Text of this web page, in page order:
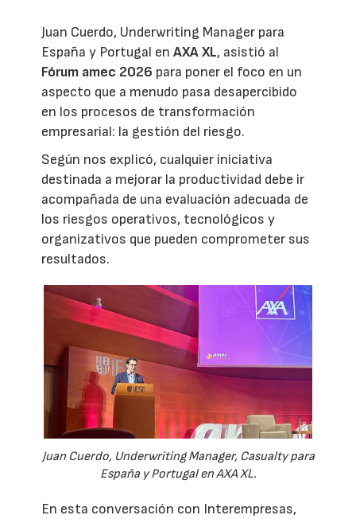
Juan Cuerdo, Underwriting Manager para
España y Portugal enAXA XL, asistió al
Fórum amec 2026 para poner el foco en un
aspecto que a menudo pasa desapercibido
en los procesos de transformación
empresarial: la gestión del riesgo.
Según nos explicó, cualquier iniciativa
destinada a mejorar la productividad debe ir
acompañada de una evaluación adecuada de
los riesgos operativos, tecnológicos y
organizativos que pueden comprometer sus
resultados.
Juan Cuerdo, Underwriting Manager, Casualty para
España y Portugal en AXA XL.
En esta conversación con Interempresas,